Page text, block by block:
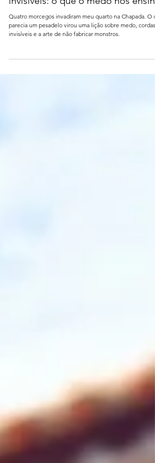
Transformar e Renascer
Morcegos no escuro, cordas
invisíveis: o que o medo nos ensina
parecia um pesadelo virou uma lição sobre medo, cordas